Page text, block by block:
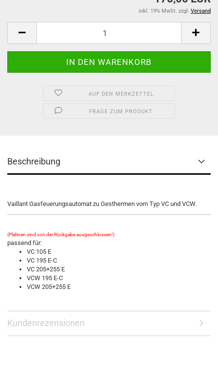
inkl. 19% MwSt. zzgl. Versand
AUF DEN MERKZETTEL
FRAGE ZUM PRODUKT
Beschreibung
Vaillant Gasfeuerungsautomat zu Gesthermen vom Typ VC und VCW.
(Platinen sind von der Rückgabe ausgeschlossen!)
passend für:
VC 105 E
VC 195 E-C
VC 205+255 E
VCW 195 E-C
VCW 205+255 E
Kundenrezensionen